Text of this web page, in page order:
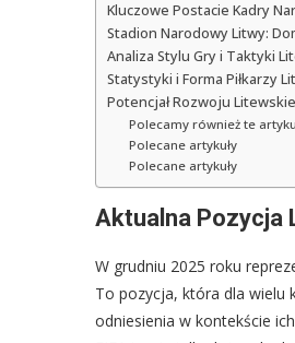
Kluczowe Postacie Kadry
Stadion Narodowy Litwy:
Analiza Stylu Gry i Taktyki
Statystyki i Forma Piłkarzy
Potencjał Rozwoju
Polecamy również te
Polecane artykuły
Polecane artykuły
Aktualna Pozycja
W grudniu 2025 roku
To pozycja, która dla wielu
odniesienia w kontekście